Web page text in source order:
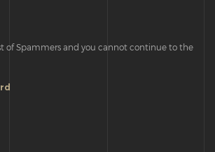
of Spammers and you cannot continue to the